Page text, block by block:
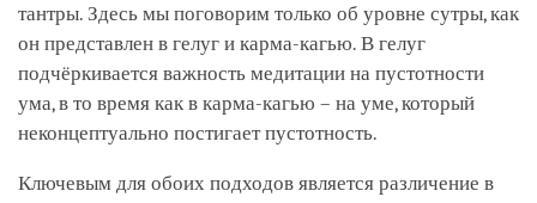
тантры. Здесь мы поговорим только об уровне сутры, как
он представлен в гелуг и карма-кагью. В гелуг
подчёркивается важность медитации на пустотности
ума, в то время как в карма-кагью – на уме, который
неконцептуально постигает пустотность.
Ключевым для обоих подходов является различение в